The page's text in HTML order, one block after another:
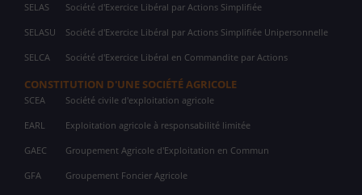
SELAS Société d'Exercice Libéral par Actions Simplifiée
SELASU Société d'Exercice Libéral par Actions Simplifiée Unipersonnelle
SELCA Société d'Exercice Libéral en Commandite par Actions
CONSTITUTION D'UNE SOCIÉTÉ AGRICOLE
SCEA Société civile d'exploitation agricole
EARL Exploitation agricole à responsabilité limitée
GAEC Groupement Agricole d'Exploitation en Commun
GFA Groupement Foncier Agricole